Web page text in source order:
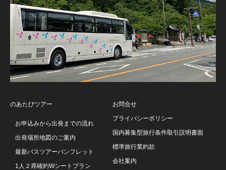
のあたびツアー
お申込みから出発までの流れ
出発場所地図のご案内
最新バスツアーパンフレット
1人２席確約Wシートプラン
お問合せ
プライバシーポリシー
国内募集型旅行条件取引説明書面
標準旅行業約款
会社案内